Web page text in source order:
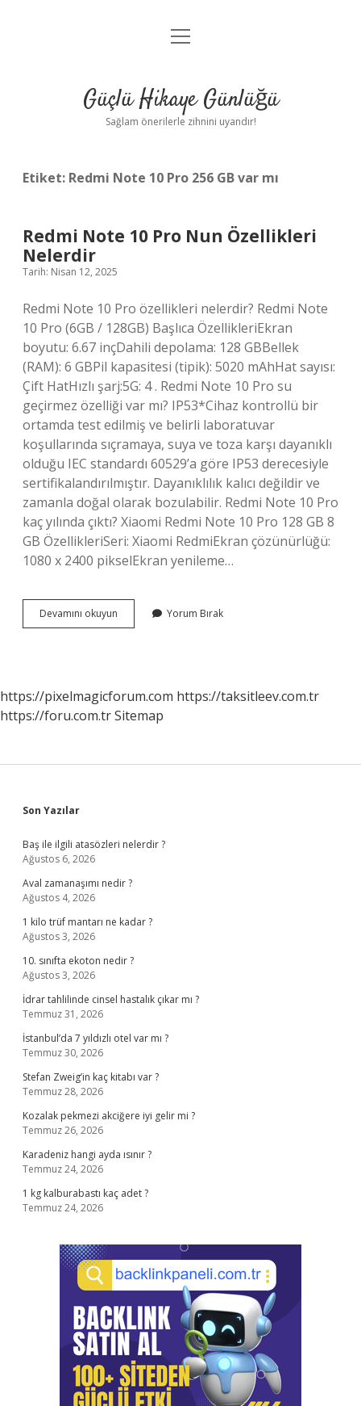
Anasayfa
Yasal Uyarı
menüyü
Güçlü Hikaye Günlüğü
Sağlam önerilerle zihnini uyandır!
Etiket: Redmi Note 10 Pro 256 GB var mı
Redmi Note 10 Pro Nun Özellikleri
Nelerdir
Tarih: Nisan 12, 2025
Redmi Note 10 Pro özellikleri nelerdir? Redmi Note
10 Pro (6GB / 128GB) Başlıca ÖzellikleriEkran
boyutu: 6.67 inçDahili depolama: 128 GBBellek
(RAM): 6 GBPil kapasitesi (tipik): 5020 mAhHat sayısı:
Çift HatHızlı şarj:5G: 4 . Redmi Note 10 Pro su
geçirmez özelliği var mı? IP53*Cihaz kontrollü bir
ortamda test edilmiş ve belirli laboratuvar
koşullarında sıçramaya, suya ve toza karşı dayanıklı
olduğu IEC standardı 60529’a göre IP53 derecesiyle
sertifikalandırılmıştır. Dayanıklılık kalıcı değildir ve
zamanla doğal olarak bozulabilir. Redmi Note 10 Pro
kaç yılında çıktı? Xiaomi Redmi Note 10 Pro 128 GB 8
GB ÖzellikleriSeri: Xiaomi RedmiEkran çözünürlüğü:
1080 x 2400 pikselEkran yenileme…
Devamını okuyun
Note
Nelerdir
Yorum Bırak
https://pixelmagicforum.com https://taksitleev.com.tr
https://foru.com.trSitemap
Sidebar
Son Yazılar
Baş ile ilgili atasözleri nelerdir ?
Ağustos 6, 2026
Aval zamanaşımı nedir ?
Ağustos 4, 2026
1 kilo trüf mantarı ne kadar ?
Ağustos 3, 2026
10. sınıfta ekoton nedir ?
Ağustos 3, 2026
İdrar tahlilinde cinsel hastalık çıkar mı ?
Temmuz 31, 2026
İstanbul’da 7 yıldızlı otel var mı ?
Temmuz 30, 2026
Stefan Zweig’in kaç kitabı var ?
Temmuz 28, 2026
Kozalak pekmezi akciğere iyi gelir mi ?
Temmuz 26, 2026
Karadeniz hangi ayda ısınır ?
Temmuz 24, 2026
1 kg kalburabastı kaç adet ?
Temmuz 24, 2026